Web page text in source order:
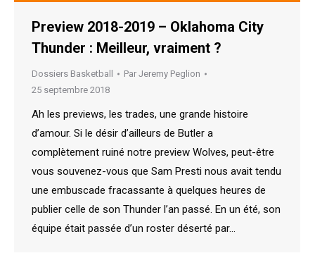
Preview 2018-2019 – Oklahoma City
Thunder : Meilleur, vraiment ?
Dossiers Basketball Par Jeremy Peglion
25 septembre 2018
Ah les previews, les trades, une grande histoire
d’amour. Si le désir d’ailleurs de Butler a
complètement ruiné notre preview Wolves, peut-être
vous souvenez-vous que Sam Presti nous avait tendu
une embuscade fracassante à quelques heures de
publier celle de son Thunder l’an passé. En un été, son
équipe était passée d’un roster déserté par…